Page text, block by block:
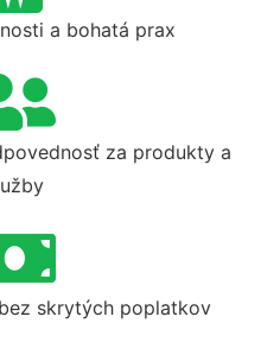
a bohatá prax
za produkty a
skrytých poplatkov